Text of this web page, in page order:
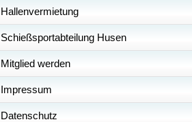
Hallenvermietung
Schießsportabteilung Husen
Mitglied werden
Impressum
Datenschutz